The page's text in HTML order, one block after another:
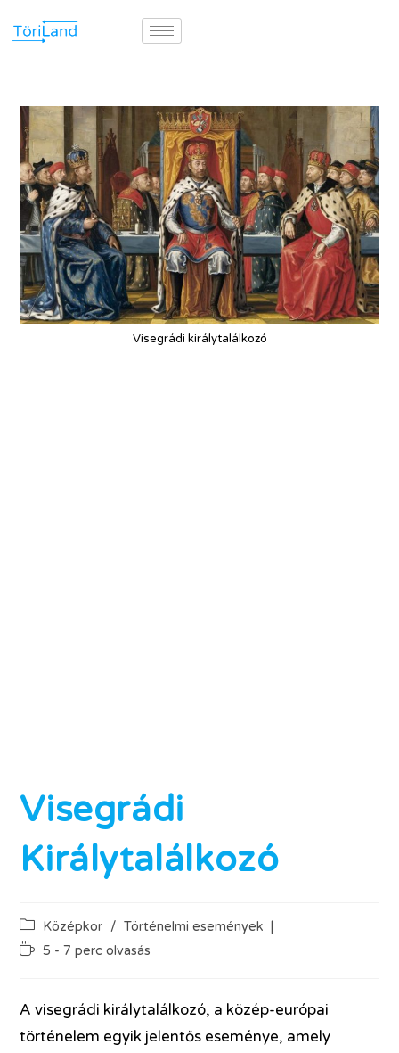
Visegrádi királytalálkozó
Visegrádi
Királytalálkozó
Középkor / Történelmi események
5 - 7 perc olvasás
A visegrádi királytalálkozó, a közép-európai
történelem egyik jelentős eseménye, amely